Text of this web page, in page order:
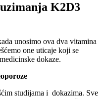
K2D3
unosimo ova dva vitamina
one uticaje koji se
dokaze.
studijama i dokazima. Sve